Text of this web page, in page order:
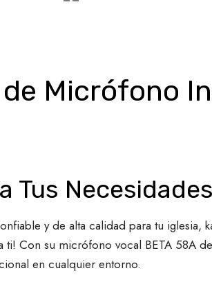
Micrófono
Tus
y de alta calidad para tu iglesia,
ti! Con su micrófono vocal BETA 58A
en cualquier entorno.